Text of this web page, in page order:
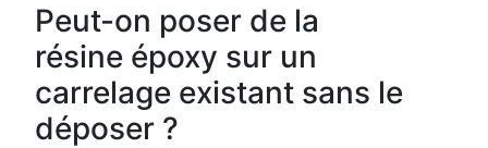
Peut-on poser de la
résine époxy sur un
carrelage existant sans le
déposer ?